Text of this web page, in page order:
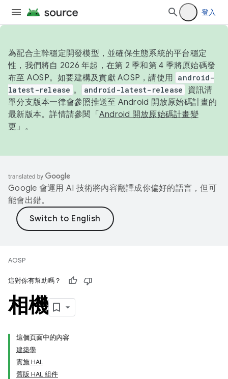
登入
為配合主幹穩定開發模型，並確保生態系統的平台穩定
性，我們將自 2026 年起，在第 2 季和第 4 季將原始碼發
布至 AOSP。如要建構及貢獻 AOSP，請使用 android-
latest-release 。 android-latest-release
資訊清
單分支版本一律會參照推送至 Android 開放原始碼計畫的
最新版本。詳情請參閱「 Android 開放原始碼計畫變
更 」。
Google 會運用 AI 技術將內容翻譯成你偏好的語言，但可
能會出錯。
AOSP
這對你有幫助嗎？
相機
這個頁面中的內容
建築學
實施 HAL
舊版 HAL 組件